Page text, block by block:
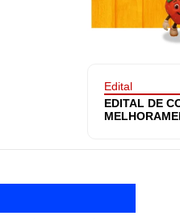
Edital
EDITAL DE